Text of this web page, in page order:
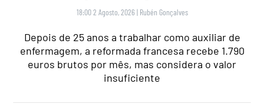
18:00 2 Agosto, 2026 | Rubén Gonçalves
Depois de 25 anos a trabalhar como auxiliar de
enfermagem, a reformada francesa recebe 1.790
euros brutos por mês, mas considera o valor
insuficiente